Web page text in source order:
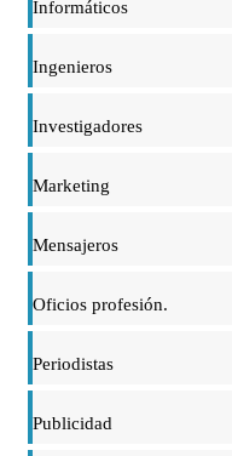
Informáticos
Ingenieros
Investigadores
Marketing
Mensajeros
Oficios profesión.
Periodistas
Publicidad